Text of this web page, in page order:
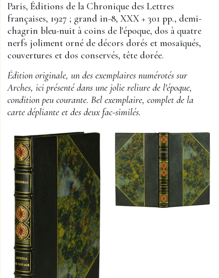
Paris, Éditions de la Chronique des Lettres
françaises, 1927 ; grand in-8, XXX + 301 pp., demi-
chagrin bleu-nuit à coins de l'époque, dos à quatre
nerfs joliment orné de décors dorés et mosaïqués,
couvertures et dos conservés, tête dorée.
Édition originale, un des exemplaires numérotés sur
Arches, ici présenté dans une jolie reliure de l'époque,
condition peu courante. Bel exemplaire, complet de la
carte dépliante et des deux fac-similés.